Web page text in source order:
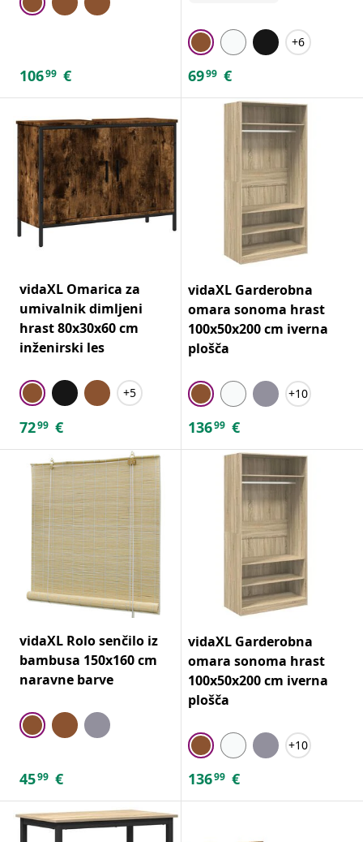
10699 €
+6
6999 €
vidaXL Omarica za
umivalnik dimljeni
hrast 80x30x60 cm
inženirski les
+5
7299 €
vidaXL Garderobna
omara sonoma hrast
100x50x200 cm iverna
plošča
+10
13699 €
vidaXL Rolo senčilo iz
bambusa 150x160 cm
naravne barve
4599 €
vidaXL Garderobna
omara sonoma hrast
100x50x200 cm iverna
plošča
+10
13699 €